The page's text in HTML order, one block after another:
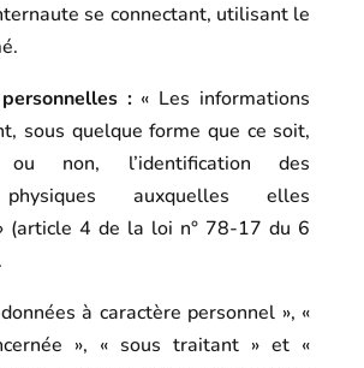
se connectant, utilisant le
:« Les informations
sous quelque forme que ce soit,
ou non, l’identification des
auxquelles elles
(article 4 de la loi n° 78-17 du 6
à caractère personnel », «
», « sous traitant » et «